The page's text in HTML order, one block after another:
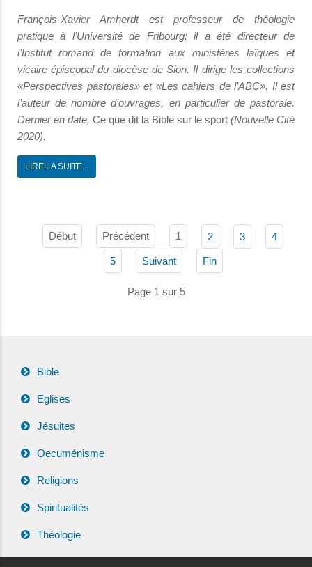
François-Xavier Amherdt est professeur de théologie
pratique à l’Université de Fribourg; il a été directeur de
l’Institut romand de formation aux ministères laïques et
vicaire épiscopal du diocèse de Sion. Il dirige les collections
«Perspectives pastorales» et «Les cahiers de l’ABC». Il est
l’auteur de nombre d’ouvrages, en particulier de pastorale.
Dernier en date, Ce que dit la Bible sur le sport (Nouvelle Cité
2020).
LIRE LA SUITE...
Début Précédent 1 2 3 4
5 Suivant Fin
Page 1 sur 5
Bible
Eglises
Jésuites
Oecuménisme
Religions
Spiritualités
Théologie